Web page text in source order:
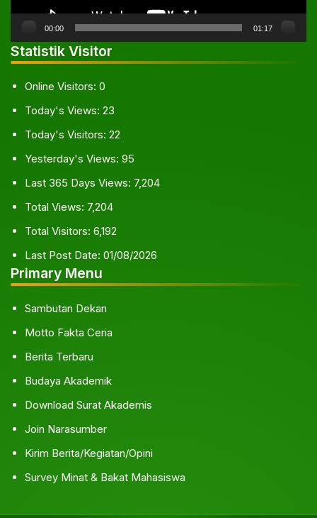
00:00 01:17
Statistik Visitor
Online Visitors: 0
Today's Views: 23
Today's Visitors: 22
Yesterday's Views: 95
Last 365 Days Views: 7,204
Total Views: 7,204
Total Visitors: 6,192
Last Post Date: 01/08/2026
Primary Menu
Sambutan Dekan
Motto Fakta Ceria
Berita Terbaru
Budaya Akademik
Download Surat Akademis
Join Narasumber
Kirim Berita/Kegiatan/Opini
Survey Minat & Bakat Mahasiswa